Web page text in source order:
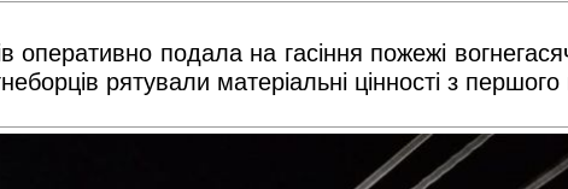
оперативно подала на гасіння пожежі
рятували матеріальні цінності з